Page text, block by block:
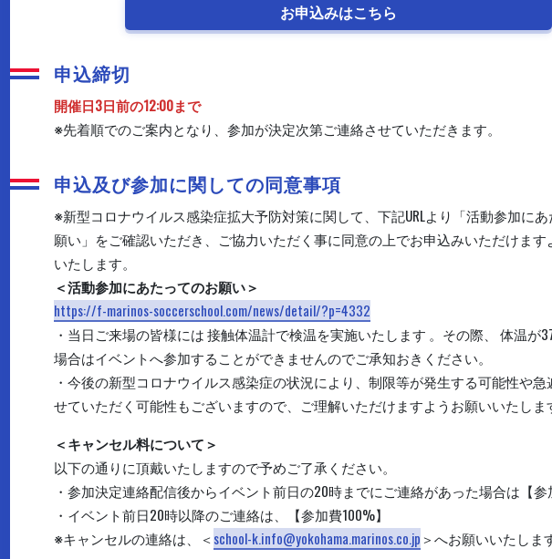
お申込みはこちら
申込締切
開催日3日前の12:00まで
※先着順でのご案内となり、参加が決定次第ご連絡させていただきます。
申込及び参加に関しての同意事項
※新型コロナウイルス感染症拡大予防対策に関して、下記URLより「活動参加に
願い」をご確認いただき、ご協力いただく事に同意の上でお申込みいただけます
いたします。
＜活動参加にあたってのお願い＞
https://f-marinos-soccerschool.com/news/detail/?p=4332
・当日ご来場の皆様には 接触体温計で検温を実施いたします 。その際、 体温
場合はイベントへ参加することができませんのでご承知おきください。
・今後の新型コロナウイルス感染症の状況により、制限等が発生する可能性や急
せていただく可能性もございますので、ご理解いただけますようお願いいたしま
＜キャンセル料について＞
以下の通りに頂戴いたしますので予めご了承ください。
・参加決定連絡配信後からイベント前日の20時までにご連絡があった場合は【参
・イベント前日20時以降のご連絡は、【参加費100%】
※キャンセルの連絡は、＜school-k.info@yokohama.marinos.co.jp＞へお願いいたしま